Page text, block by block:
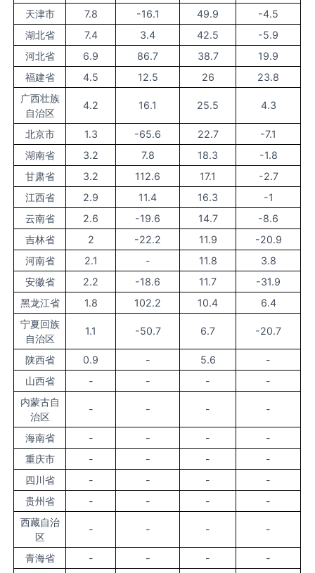
天津市 7.8 -16.1 49.9
-4.5
湖北省
7.4 3.4 42.5
-5.9
河北省
6.9 86.7 38.7
19.9
福建省
4.5 12.5 26
23.8
广西壮族
自治区
4.2 16.1 25.5 4.3
北京市 1.3 -65.6 22.7
-7.1
湖南省
3.2 7.8 18.3
-1.8
甘肃省
3.2 112.6 17.1
-2.7
江西省
2.9 11.4 16.3
-1
云南省
2.6 -19.6 14.7
-8.6
吉林省
2 -22.2 11.9
-20.9
河南省
2.1 - 11.8
3.8
安徽省
2.2 -18.6 11.7
-31.9
黑龙江省
1.8 102.2 10.4
6.4
宁夏回族
自治区
1.1 -50.7 6.7 -20.7
陕西省 0.9 - 5.6
-
山西省
- - -
-
内蒙古自
治区
- - - -
海南省 - - -
-
重庆市
- - -
-
四川省
- - -
-
贵州省
- - -
-
西藏自治
区
- - - -
青海省 - - - -